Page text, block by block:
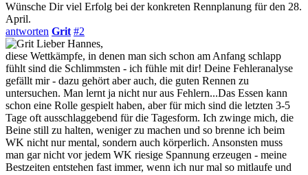
Wünsche Dir viel Erfolg bei der konkreten Rennplanung für den 28.
April.
antworten Grit #2
Lieber Hannes,
diese Wettkämpfe, in denen man sich schon am Anfang schlapp
fühlt sind die Schlimmsten - ich fühle mit dir! Deine Fehleranalyse
gefällt mir - dazu gehört aber auch, die guten Rennen zu
untersuchen. Man lernt ja nicht nur aus Fehlern...Das Essen kann
schon eine Rolle gespielt haben, aber für mich sind die letzten 3-5
Tage oft ausschlaggebend für die Tagesform. Ich zwinge mich, die
Beine still zu halten, weniger zu machen und so brenne ich beim
WK nicht nur mental, sondern auch körperlich. Ansonsten muss
man gar nicht vor jedem WK riesige Spannung erzeugen - meine
Bestzeiten entstehen fast immer, wenn ich nur mal so mitlaufe und